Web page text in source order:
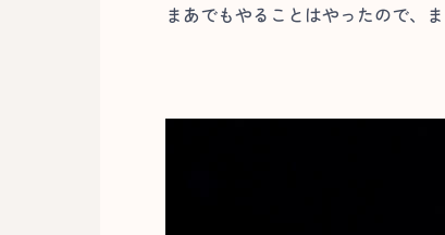
まあでもやることはやったので、